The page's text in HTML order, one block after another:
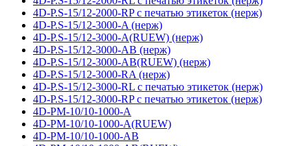
4D-P.S-15/12-2000-RP с печатью этикеток (нерж)
4D-P.S-15/12-3000-A (нерж)
4D-P.S-15/12-3000-A(RUEW) (нерж)
4D-P.S-15/12-3000-AB (нерж)
4D-P.S-15/12-3000-AB(RUEW) (нерж)
4D-P.S-15/12-3000-RA (нерж)
4D-P.S-15/12-3000-RL с печатью этикеток (нерж)
4D-P.S-15/12-3000-RP с печатью этикеток (нерж)
4D-PM-10/10-1000-A
4D-PM-10/10-1000-A(RUEW)
4D-PM-10/10-1000-AB